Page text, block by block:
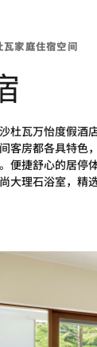
家庭住宿空间
瓦万怡度假
房都各具特
捷舒心的居
理石浴室，